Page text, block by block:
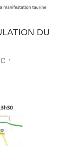
DU